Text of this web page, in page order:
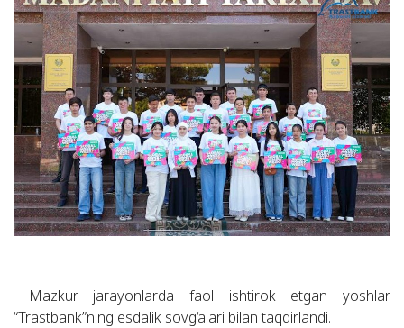
Mazkur jarayonlarda faol ishtirok etgan yoshlar
“Trastbank”ning esdalik sovg‘alari bilan taqdirlandi.